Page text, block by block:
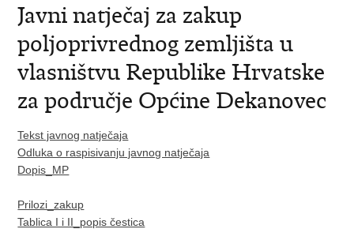
Javni natječaj za zakup
poljoprivrednog zemljišta u
vlasništvu Republike Hrvatske
za područje Općine Dekanovec
Tekst javnog natječaja
Odluka o raspisivanju javnog natječaja
Dopis_MP
Prilozi_zakup
Tablica I i II_popis čestica